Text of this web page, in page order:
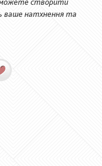
ваше натхнення та